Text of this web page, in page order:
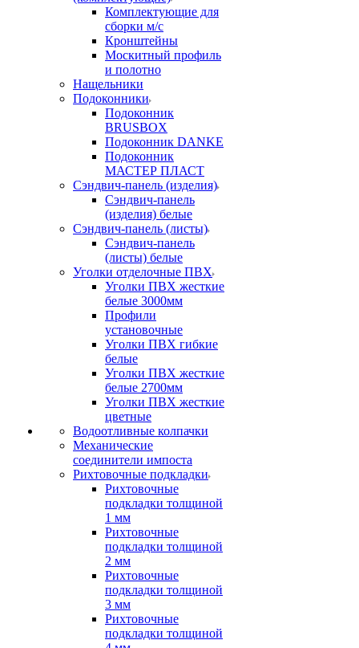
Комплектующие для
сборки м/с
Кронштейны
Москитный профиль
и полотно
Нащельники
Подоконники
Подоконник
BRUSBOX
Подоконник DANKE
Подоконник
МАСТЕР ПЛАСТ
Сэндвич-панель (изделия)
Сэндвич-панель
(изделия) белые
Сэндвич-панель (листы)
Сэндвич-панель
(листы) белые
Уголки отделочные ПВХ
Уголки ПВХ жесткие
белые 3000мм
Профили
установочные
Уголки ПВХ гибкие
белые
Уголки ПВХ жесткие
белые 2700мм
Уголки ПВХ жесткие
цветные
Водоотливные колпачки
Механические
соединители импоста
Рихтовочные подкладки
Рихтовочные
подкладки толщиной
1 мм
Рихтовочные
подкладки толщиной
2 мм
Рихтовочные
подкладки толщиной
3 мм
Рихтовочные
подкладки толщиной